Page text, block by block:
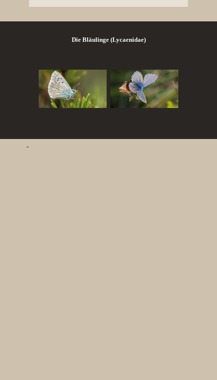
Die Bläulinge (Lycaenidae)
-